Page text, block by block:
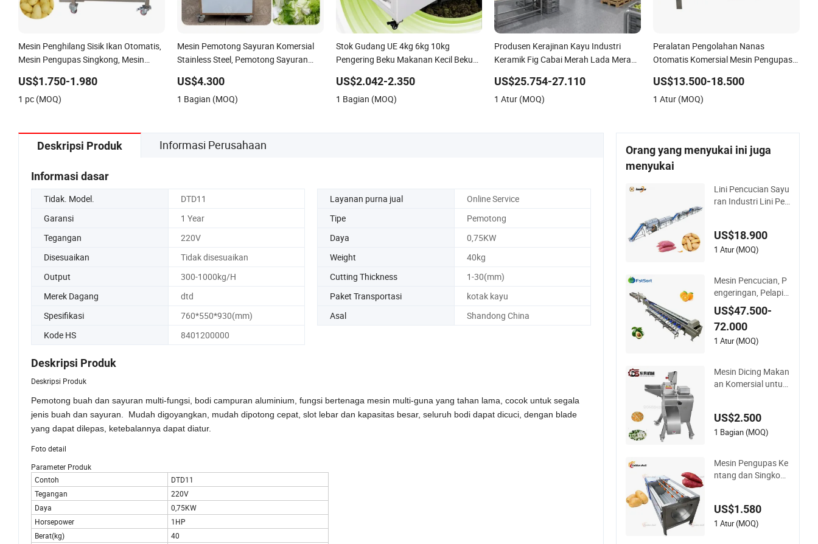
Mesin Penghilang Sisik Ikan Otomatis,
Mesin Pengupas Singkong, Mesin
Mesin Pencuci Jeruk, Mesin Pengupas
Kentang
US$1.750-1.980
1 pc (MOQ)
Mesin Pemotong Sayuran Komersial
Stainless Steel, Pemotong Sayuran
Tomat
US$4.300
1 Bagian (MOQ)
Stok Gudang UE 4kg 6kg 10kg
Pengering Beku Makanan Kecil Beku
Pengering Buah Rumah Harga
Liofilizador
US$2.042-2.350
1 Bagian (MOQ)
Produsen Kerajinan Kayu Industri
Keramik Fig Cabai Merah Lada Merah
Industri Buah Mangga Mesin
Pengering Hpd
US$25.754-27.110
1 Atur (MOQ)
Peralatan Pengolahan Nanas
Otomatis Komersial Mesin Pengupas
US$13.500-18.500
1 Atur (MOQ)
Deskripsi Produk Informasi Perusahaan
Informasi dasar
Tidak. Model. DTD11 Layanan purna jual
Online Service
Garansi
1 Year Tipe
Pemotong
Tegangan
220V Daya
0,75KW
Disesuaikan
Tidak disesuaikan Weight
40kg
Output
300-1000kg/H Cutting Thickness
1-30(mm)
Merek Dagang
dtd Paket Transportasi
kotak kayu
Spesifikasi
760*550*930(mm) Asal
Shandong China
Kode HS
8401200000
Deskripsi Produk
Deskripsi Produk
Pemotong buah dan sayuran multi-fungsi, bodi campuran aluminium, fungsi bertenaga mesin multi-guna yang tahan lama, cocok untuk segala
jenis buah dan sayuran. Mudah digoyangkan, mudah dipotong cepat, slot lebar dan kapasitas besar, seluruh bodi dapat dicuci, dengan blade
yang dapat dilepas, ketebalannya dapat diatur.
Foto detail
Parameter Produk
Contoh
DTD11
Tegangan
220V
Daya
0,75KW
Horsepower
1HP
Berat(kg)
40
Orang yang menyukai ini juga
menyukai
Lini Pencucian Sayu
ran Industri Lini Pen
el
US$18.900
1 Atur (MOQ)
Mesin Pencucian, P
engeringan, Pelapis
an, dan Penyortiran
Buah Multi Profesio
nal untuk Pabrik Pe
ngolahan
US$47.500-
72.000
1 Atur (MOQ)
Mesin Dicing Makan
an Komersial untuk
dan Sayuran dari St
ainless Steel, Mesin
Sayuran dalam Ben
tuk Batang dan Kub
US$2.500
1 Bagian (MOQ)
Mesin Pengupas Ke
ntang dan Singkong
t Rol Otomatis
US$1.580
1 Atur (MOQ)